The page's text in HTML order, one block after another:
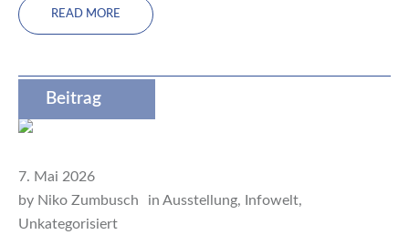
READ MORE
Beitrag
7. Mai 2026
by Niko Zumbusch in Ausstellung, Infowelt,
Unkategorisiert